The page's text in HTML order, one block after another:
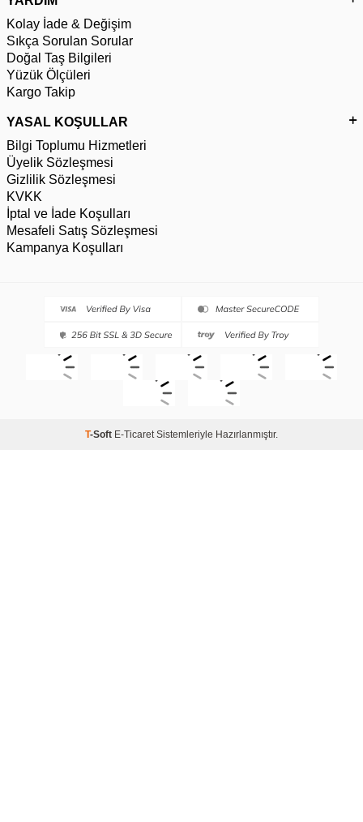
Kolay İade & Değişim
Sıkça Sorulan Sorular
Doğal Taş Bilgileri
Yüzük Ölçüleri
Kargo Takip
YASAL KOŞULLAR
Bilgi Toplumu Hizmetleri
Üyelik Sözleşmesi
Gizlilik Sözleşmesi
KVKK
İptal ve İade Koşulları
Mesafeli Satış Sözleşmesi
Kampanya Koşulları
T-Soft E-Ticaret Sistemleriyle Hazırlanmıştır.